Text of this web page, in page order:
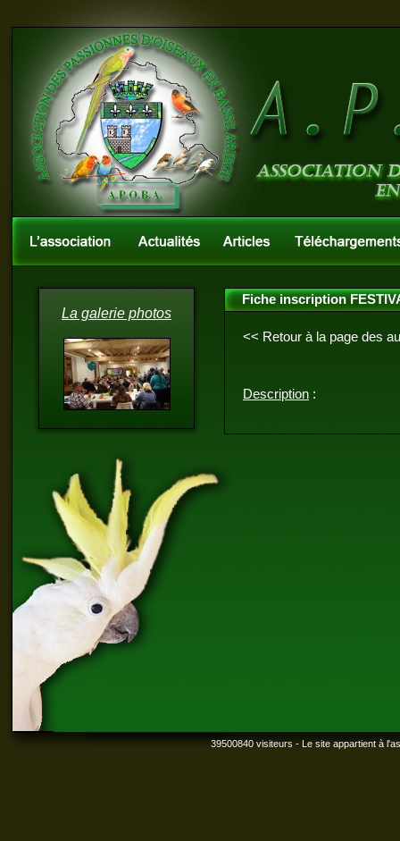
La galerie photos
Fiche inscription
<< Retour à la page des
Description :
39500840 visiteurs - Le site appartient à